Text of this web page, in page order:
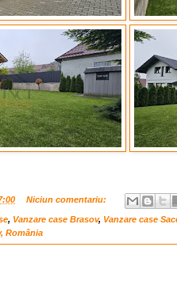
Niciun comentariu:
, Vanzare case Brasov, Vanzare case
România